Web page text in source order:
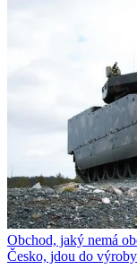
Obchod, jaký nemá
Česko, jdou do výroby